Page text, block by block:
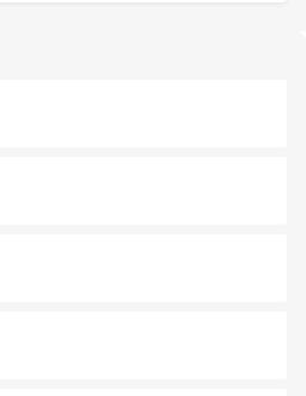
元の風情を楽しめる外せないスポット